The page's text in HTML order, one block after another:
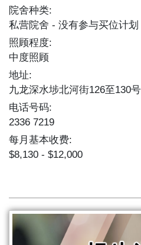
院舍种类:
私营院舍
没有参与买位计划
照顾程度:
中度照顾
地址:
九龙深水埗北河街126至130
电话号码:
2336 7219
每月基本收费:
$8,130 - $12,000